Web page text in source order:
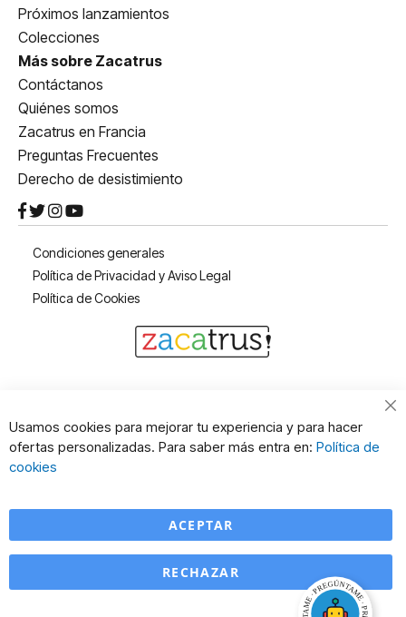
Próximos lanzamientos
Colecciones
Más sobre Zacatrus
Contáctanos
Quiénes somos
Zacatrus en Francia
Preguntas Frecuentes
Derecho de desistimiento
Condiciones generales
Política de Privacidad y Aviso Legal
Política de Cookies
Usamos cookies para mejorar tu experiencia y para hacer
ofertas personalizadas. Para saber más entra en: Política de
cookies
ACEPTAR
RECHAZAR